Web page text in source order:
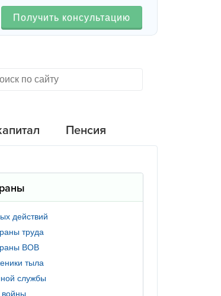
Пенсия
действий
труда
ВОВ
тыла
службы
войны
Получить консультацию